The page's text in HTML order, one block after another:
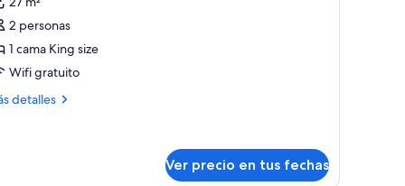
2 personas
1 cama King size
Wifi gratuito
detalles
Ver precio en tus fechas